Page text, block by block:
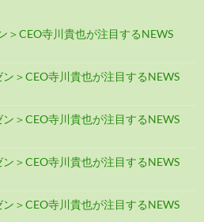
＞CEO寺川貴也が注目するNEWS
＞CEO寺川貴也が注目するNEWS
＞CEO寺川貴也が注目するNEWS
＞CEO寺川貴也が注目するNEWS
＞CEO寺川貴也が注目するNEWS